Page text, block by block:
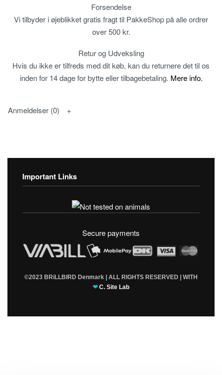
Forsendelse
Vi tilbyder i øjeblikket gratis fragt til PakkeShop på alle ordrer
over 500 kr.
Retur og Udveksling
Hvis du ikke er tilfreds med dit køb, kan du returnere det til os
inden for 14 dage for bytte eller tilbagebetaling. Mere info.
Anmeldelser (0)
Important Links
Fortrolighedspolitik
Secure payments
©2023 BRiLLBIRD Denmark | ALL RIGHTS RESERVED | WITH
❤ C. Site Lab